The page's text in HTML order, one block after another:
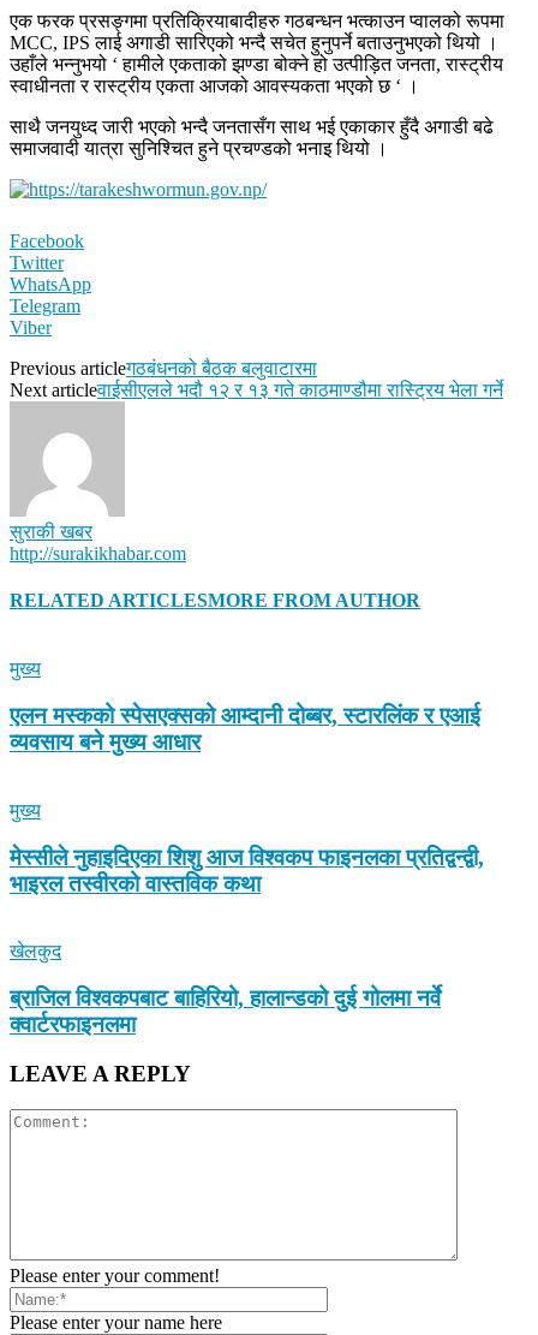
एक फरक प्रसङ्गमा प्रतिक्रियाबादीहरु गठबन्धन भत्काउन प्वालको रूपमा
MCC, IPS लाई अगाडी सारिएको भन्दै सचेत हुनुपर्ने बताउनुभएको थियो ।
उहाँले भन्नुभयो ‘ हामीले एकताको झण्डा बोक्ने हो उत्पीड़ित जनता, रास्ट्रीय
स्वाधीनता र रास्ट्रीय एकता आजको आवस्यकता भएको छ ‘ ।
साथै जनयुध्द जारी भएको भन्दै जनतासँग साथ भई एकाकार हुँदै अगाडी बढे
समाजवादी यात्रा सुनिश्चित हुने प्रचण्डको भनाइ थियो ।
Facebook
Twitter
WhatsApp
Telegram
Viber
Previous articleगठबंधनको बैठक बलुवाटारमा
Next articleवाईसीएलले भदौ १२ र १३ गते काठमाण्डौमा रास्ट्रिय भेला गर्ने
सुराकी खबर
http://surakikhabar.com
RELATED ARTICLESMORE FROM AUTHOR
मुख्य
एलन मस्कको स्पेसएक्सको आम्दानी दोब्बर, स्टारलिंक र एआई
व्यवसाय बने मुख्य आधार
मुख्य
मेस्सीले नुहाइदिएका शिशु आज विश्वकप फाइनलका प्रतिद्वन्द्वी,
भाइरल तस्वीरको वास्तविक कथा
खेलकुद
ब्राजिल विश्वकपबाट बाहिरियो, हालान्डको दुई गोलमा नर्वे
क्वार्टरफाइनलमा
LEAVE A REPLY
Please enter your comment!
Please enter your name here